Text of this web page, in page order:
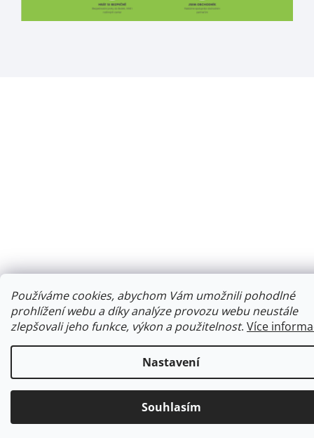
Používáme cookies, abychom Vám umožnili pohodlné
prohlížení webu a díky analýze provozu webu neustále
zlepšovali jeho funkce, výkon a použitelnost. Více
Nastavení
Souhlasím